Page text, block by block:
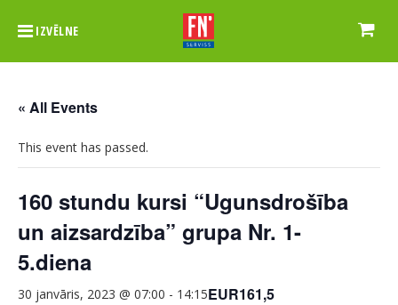
IZVĒLNE
« All Events
This event has passed.
160 stundu kursi “Ugunsdrošība
un aizsardzība” grupa Nr. 1-
5.diena
30 janvāris, 2023 @ 07:00 - 14:15EUR161,5